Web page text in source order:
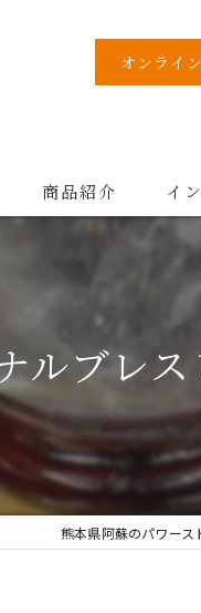
オンライ
商品紹介 イ
ルブレス
熊本県阿蘇のパワース